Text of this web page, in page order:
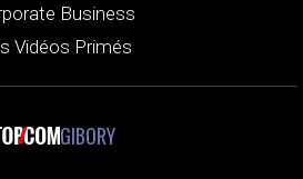
Business
Vidéos Primés
GIBORY